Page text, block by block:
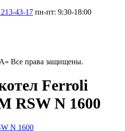
43-17 пн-пт: 9:30-18:00
Все права защищены.
Ferroli
RSW N 1600